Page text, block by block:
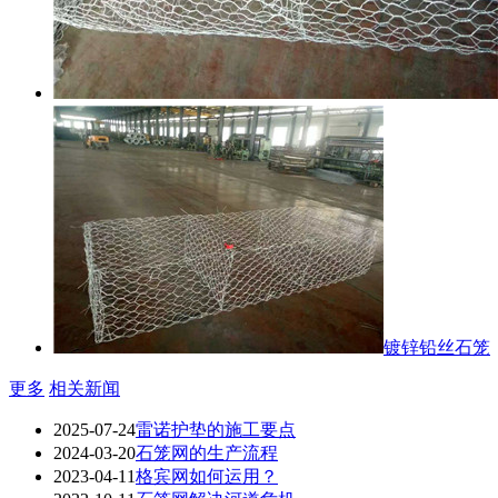
镀锌铅丝石笼
更多 相关新闻
2025-07-24雷诺护垫的施工要点
2024-03-20石笼网的生产流程
2023-04-11格宾网如何运用？